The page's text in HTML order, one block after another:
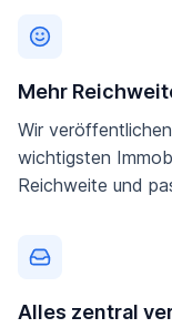
Mehr
Wir
wichtigsten
Reichweite und
Alles zentral